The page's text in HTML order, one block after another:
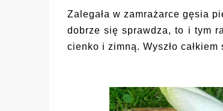
Zalegała w zamrażarce gęsia
dobrze się sprawdza, to i tym
cienko i zimną. Wyszło